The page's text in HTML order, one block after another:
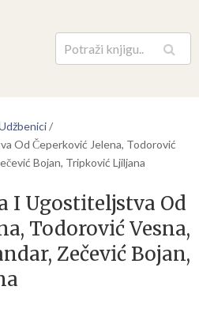
Pretraga
/
Od Čeperković Jelena, Todorović
Bojan, Tripković Ljiljana
I Ugostiteljstva Od
Todorović Vesna,
Zečević Bojan,